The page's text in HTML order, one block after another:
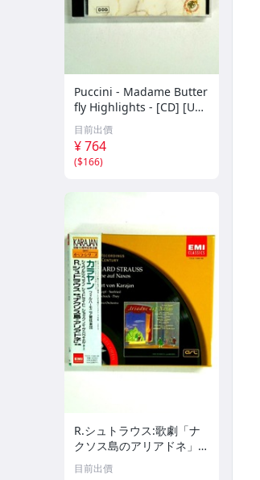
Puccini - Madame Butter
fly Highlights - [CD] [UK I
mport]
目前出價
¥ 764
($166)
R.シュトラウス:歌劇「ナ
クソス島のアリアドネ」
(全曲)
目前出價